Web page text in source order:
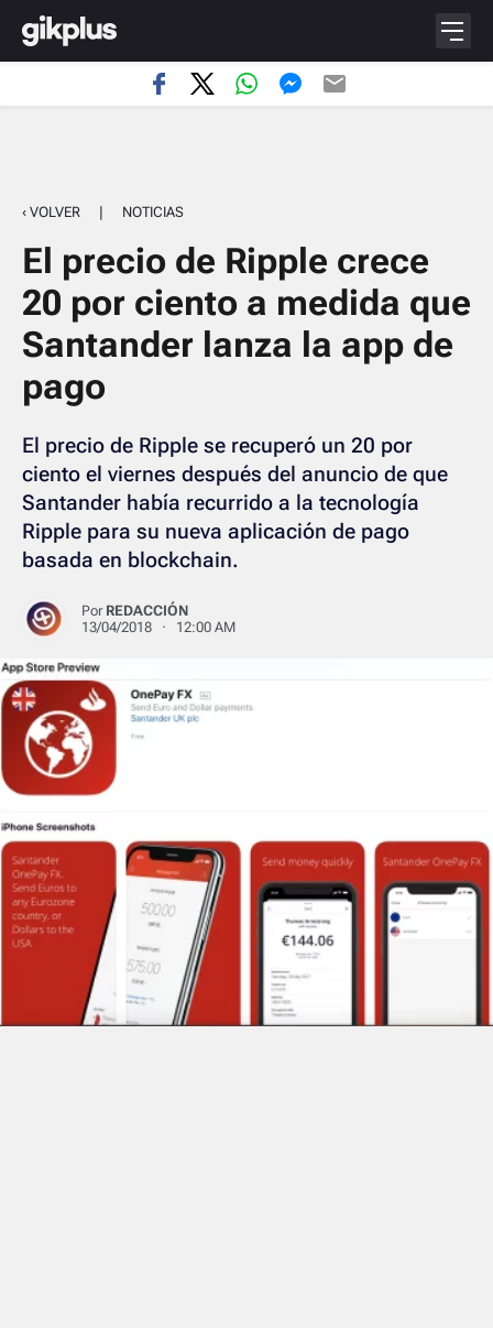
‹ VOLVER | NOTICIAS
El precio de Ripple crece
20 por ciento a medida que
Santander lanza la app de
pago
El precio de Ripple se recuperó un 20 por
ciento el viernes después del anuncio de que
Santander había recurrido a la tecnología
Ripple para su nueva aplicación de pago
basada en blockchain.
Por REDACCIÓN
13/04/2018 · 12:00 AM